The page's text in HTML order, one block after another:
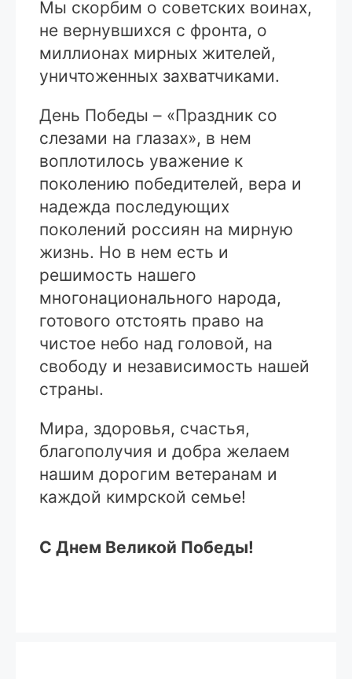
Мы скорбим о советских воинах,
не вернувшихся с фронта, о
миллионах мирных жителей,
уничтоженных захватчиками.
День Победы – «Праздник со
слезами на глазах», в нем
воплотилось уважение к
поколению победителей, вера и
надежда последующих
поколений россиян на мирную
жизнь. Но в нем есть и
решимость нашего
многонационального народа,
готового отстоять право на
чистое небо над головой, на
свободу и независимость нашей
страны.
Мира, здоровья, счастья,
благополучия и добра желаем
нашим дорогим ветеранам и
каждой кимрской семье!
С Днем Великой Победы!